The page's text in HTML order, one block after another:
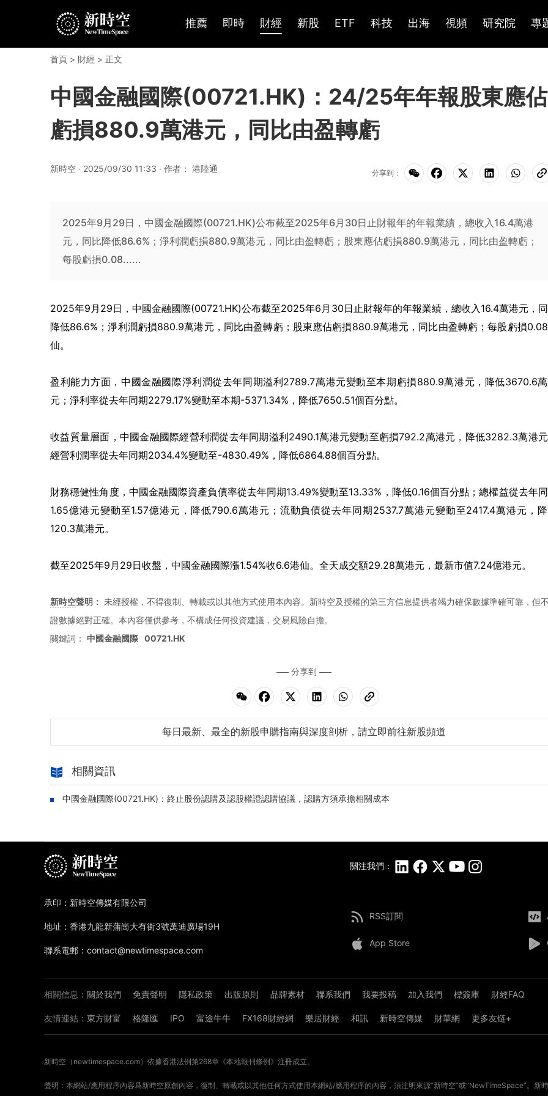
推薦 即時 財經 新股 ETF 科技 出海 視頻 研究院 專
首頁 > 財經 > 正文
中國金融國際(00721.HK)：24/25年年報股東應佔
虧損880.9萬港元，同比由盈轉虧
新時空 · 2025/09/30 11:33 · 作者： 港陸通 分享到：
2025年9月29日，中國金融國際(00721.HK)公布截至2025年6月30日止財報年的年報業績，總收入16.4萬港
元，同比降低86.6%；淨利潤虧損880.9萬港元，同比由盈轉虧；股東應佔虧損880.9萬港元，同比由盈轉虧；
每股虧損0.08......
2025年9月29日，中國金融國際(00721.HK)公布截至2025年6月30日止財報年的年報業績，總收入16.4萬港元，
降低86.6%；淨利潤虧損880.9萬港元，同比由盈轉虧；股東應佔虧損880.9萬港元，同比由盈轉虧；每股虧損
仙。
盈利能力方面，中國金融國際淨利潤從去年同期溢利2789.7萬港元變動至本期虧損880.9萬港元，降低3670.6
元；淨利率從去年同期2279.17%變動至本期-5371.34%，降低7650.51個百分點。
收益質量層面，中國金融國際經營利潤從去年同期溢利2490.1萬港元變動至虧損792.2萬港元，降低3282.3萬港
經營利潤率從去年同期2034.4%變動至-4830.49%，降低6864.88個百分點。
財務穩健性角度，中國金融國際資產負債率從去年同期13.49%變動至13.33%，降低0.16個百分點；總權益從去年
1.65億港元變動至1.57億港元，降低790.6萬港元；流動負債從去年同期2537.7萬港元變動至2417.4萬港元，
120.3萬港元。
截至2025年9月29日收盤，中國金融國際漲1.54%收6.6港仙。全天成交額29.28萬港元，最新市值7.24億港元。
新時空聲明： 未經授權，不得復制、轉載或以其他方式使用本內容。新時空及授權的第三方信息提供者竭力確保數據準確可靠，但
證數據絕對正確。本內容僅供參考，不構成任何投資建議，交易風險自擔。
關鍵詞： 中國金融國際 00721.HK
分享到
每日最新、最全的新股申購指南與深度剖析，請立即前往新股頻道
相關資訊
中國金融國際(00721.HK)：終止股份認購及認股權證認購協議，認購方須承擔相關成本
關注我們：
RSS訂閱
App Store
相關信息： 關於我們 免責聲明 隱私政策 出版原則 品牌素材 聯系我們 我要投稿 加入我們 標簽庫 財經FAQ
友情連結： 東方財富 格隆匯 IPO 富途牛牛 FX168財經網 樂居財經 和訊 新時空傳媒 財華網 更多友链+
承印：新時空傳媒有限公司
地址：香港九龍新蒲崗大有街3號萬迪廣場19H
聯系電郵：contact@newtimespace.com
新時空（ newtimespace.com）依據香港法例第268章《本地報刊條例》注冊成立。
聲明：本網站/應用程序內容爲新時空原創內容，復制、轉載或以其他任何方式使用本網站/應用程序的內容，須注明來源“新時空”或“NewTimeSpace”。